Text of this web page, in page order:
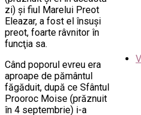
zi) şi fiul Marelui Preot
Eleazar, a fost el însuşi
preot, foarte râvnitor în
funcţia sa.
Când poporul evreu era
aproape de pământul
făgăduit, după ce Sfântul
Prooroc Moise (prăznuit
în 4 septembrie) i-a